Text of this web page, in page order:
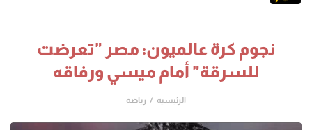
نجوم كرة عالميون: مصر "تعرضت
للسرقة" أمام ميسي ورفاقه
الرئيسية رياضة